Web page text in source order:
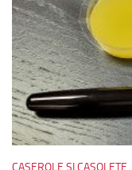
CASEROLE SI CASOLETE